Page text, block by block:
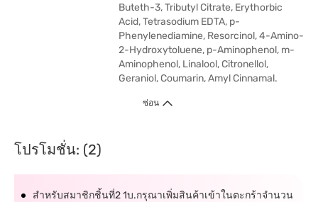
Buteth-3, Tributyl Citrate, Erythorbic
Acid, Tetrasodium EDTA, p-
Phenylenediamine, Resorcinol, 4-Amino-
2-Hydroxytoluene, p-Aminophenol, m-
Aminophenol, Linalool, Citronellol,
Geraniol, Coumarin, Amyl Cinnamal.
ซ่อน
โปรโมชั่น: (2)
สำหรับสมาชิกชิ้นที่2 1บ.กรุณาเพิ่มสินค้าเข้าในตะกร้าจำนวน